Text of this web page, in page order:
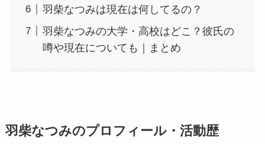
羽柴なつみは現在は何してるの？
羽柴なつみの大学・高校はどこ？彼氏の
噂や現在についても｜まとめ
羽柴なつみのプロフィール・活動歴